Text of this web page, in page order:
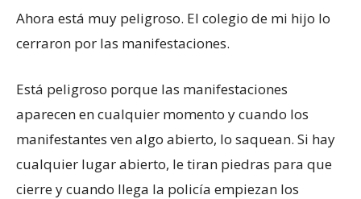
Ahora está muy peligroso. El colegio de mi hijo lo
cerraron por las manifestaciones.
Está peligroso porque las manifestaciones
aparecen en cualquier momento y cuando los
manifestantes ven algo abierto, lo saquean. Si hay
cualquier lugar abierto, le tiran piedras para que
cierre y cuando llega la policía empiezan los